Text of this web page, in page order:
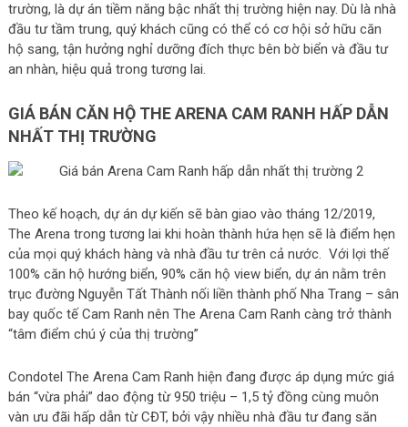
trường, là dự án tiềm năng bậc nhất thị trường hiện nay. Dù là nhà
đầu tư tầm trung, quý khách cũng có thể có cơ hội sở hữu căn
hộ sang, tận hưởng nghỉ dưỡng đích thực bên bờ biển và đầu tư
an nhàn, hiệu quả trong tương lai.
GIÁ BÁN CĂN HỘ THE ARENA CAM RANH HẤP DẪN
NHẤT THỊ TRƯỜNG
Theo kế hoạch, dự án dự kiến sẽ bàn giao vào tháng 12/2019,
The Arena trong tương lai khi hoàn thành hứa hẹn sẽ là điểm hẹn
của mọi quý khách hàng và nhà đầu tư trên cả nước. Với lợi thế
100% căn hộ hướng biển, 90% căn hộ view biển, dự án nằm trên
trục đường Nguyễn Tất Thành nối liền thành phố Nha Trang – sân
bay quốc tế Cam Ranh nên The Arena Cam Ranh càng trở thành
“tâm điểm chú ý của thị trường”
Condotel The Arena Cam Ranh hiện đang được áp dụng mức giá
bán “vừa phải” dao động từ 950 triệu – 1,5 tỷ đồng cùng muôn
vàn ưu đãi hấp dẫn từ CĐT, bởi vậy nhiều nhà đầu tư đang săn